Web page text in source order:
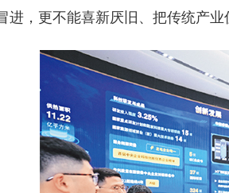
进，更不能喜新厌旧、把传统产业